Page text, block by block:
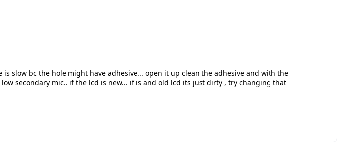
slow bc the hole might have adhesive... open it up clean the adhesive and with the
secondary mic.. if the lcd is new... if is and old lcd its just dirty , try changing that